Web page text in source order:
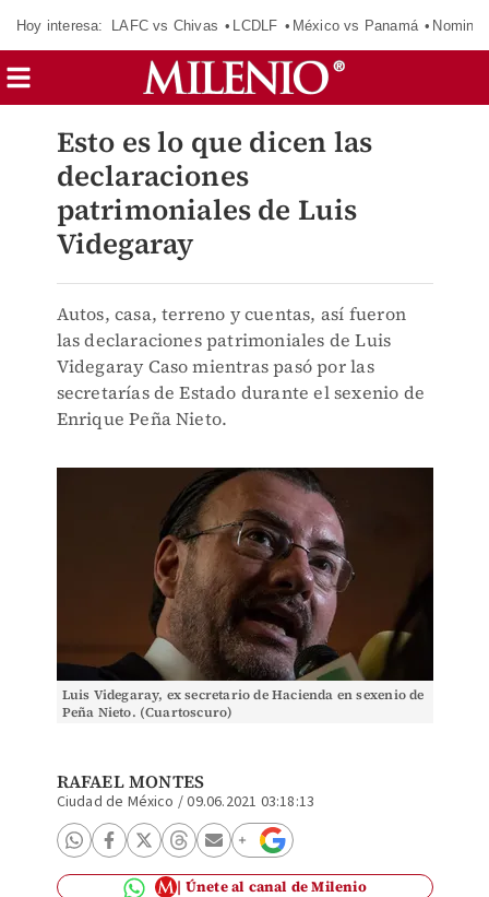
Hoy interesa: LAFC vs Chivas LCDLF México vs Panamá
Esto es lo que dicen las
declaraciones
patrimoniales de Luis
Videgaray
Autos, casa, terreno y cuentas, así fueron
las declaraciones patrimoniales de Luis
Videgaray Caso mientras pasó por las
secretarías de Estado durante el sexenio de
Enrique Peña Nieto.
Luis Videgaray, ex secretario de Hacienda en sexenio de
Peña Nieto. (Cuartoscuro)
RAFAEL MONTES
Ciudad de México /09.06.2021 03:18:13
Únete al canal de Milenio